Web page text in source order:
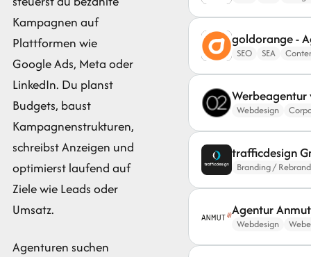
Kampagnen auf
Plattformen wie
Google Ads, Meta oder
LinkedIn. Du planst
Budgets, baust
Kampagnenstrukturen,
schreibst Anzeigen und
optimierst laufend auf
Ziele wie Leads oder
Umsatz.
Agenturen suchen
goldorange -
SEO SEA
Werbeagentur
Webdesign
trafficdesign
Branding /
Agentur
Webdesign